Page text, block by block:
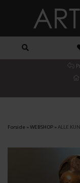
Forside »WEBSHOP»ALLE